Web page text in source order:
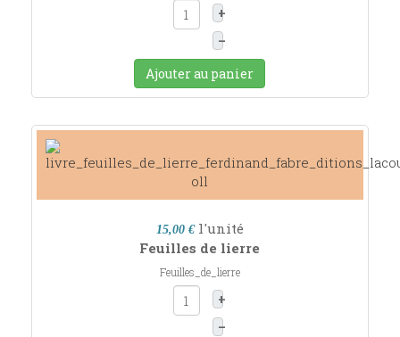
+
–
Ajouter au panier
15,00 € l'unité
Feuilles de lierre
Feuilles_de_lierre
+
–